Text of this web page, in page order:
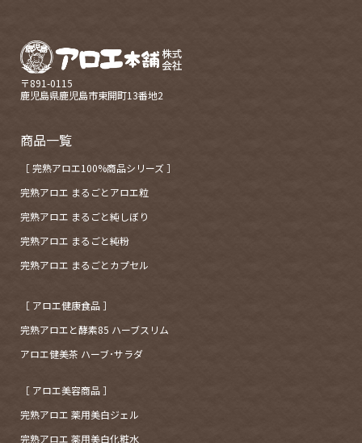
〒891-0115
鹿児島県鹿児島市東開町13番地2
商品一覧
［ 完熟アロエ100%商品シリーズ ］
完熟アロエ まるごとアロエ粒
完熟アロエ まるごと純しぼり
完熟アロエ まるごと純粉
完熟アロエ まるごとカプセル
［ アロエ健康食品 ］
完熟アロエと酵素85 ハーブスリム
アロエ健美茶 ハーブ･サラダ
［ アロエ美容商品 ］
完熟アロエ 薬用美白ジェル
完熟アロエ 薬用美白化粧水